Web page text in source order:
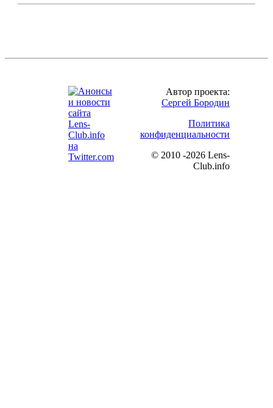
Автор проекта:
Сергей Бородин
Политика
конфиденциальности
© 2010 -2026 Lens-
Club.info